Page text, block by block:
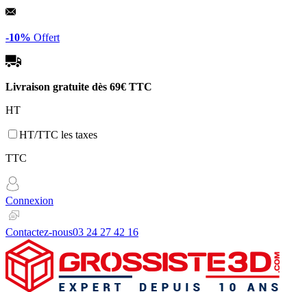
Panneau de gestion des cookies
-10% Offert
Livraison gratuite dès 69€ TTC
HT
HT/TTC les taxes
TTC
Connexion
Contactez-nous03 24 27 42 16